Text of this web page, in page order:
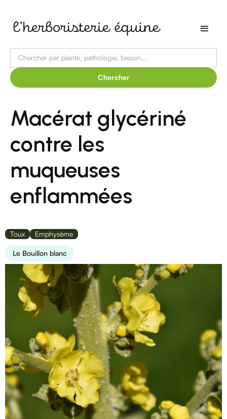
Macérat glycériné
contre les
muqueuses
enflammées
Toux Emphysème
Le Bouillon blanc